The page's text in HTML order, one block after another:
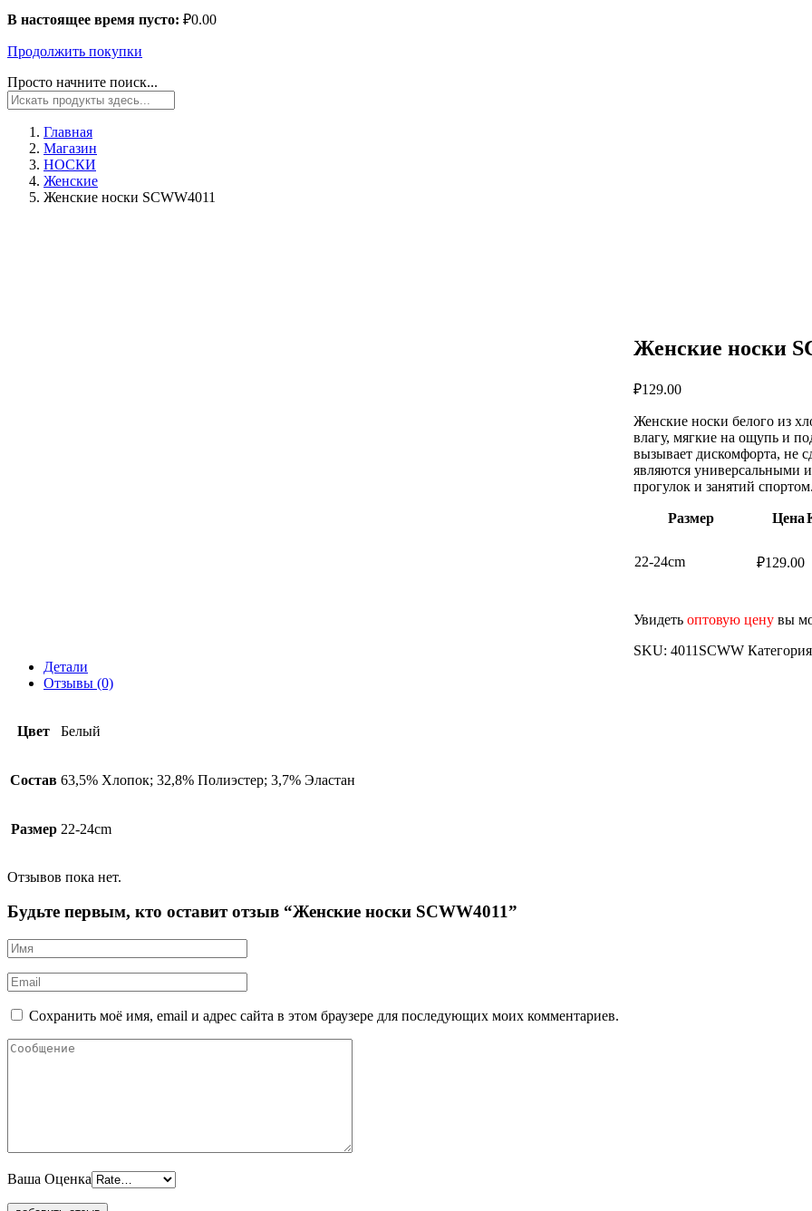
В настоящее время пусто: ₽0.00
Продолжить покупки
Просто начните поиск...
Главная
Магазин
НОСКИ
Женские
Женские носки SCWW4011
Женские носки
₽129.00
Женские носки белого из
влагу, мягкие на ощупь и
вызывает дискомфорта, не
являются универсальными
прогулок и занятий спортом.
Размер Цена
22-24cm ₽129.00
Увидеть оптовую ценувы
SKU: 4011SCWW
Детали
Отзывы (0)
Цвет Белый
Состав 63,5% Хлопок; 32,8% Полиэстер; 3,7% Эластан
Размер 22-24cm
Отзывов пока нет.
Будьте первым, кто оставит отзыв “Женские носки SCWW4011”
Сохранить моё имя, email и адрес сайта в этом браузере для последующих моих комментариев.
Ваша Оценка